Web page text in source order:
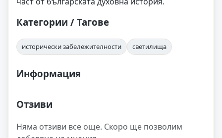
Категории / Тагове
исторически забележителности светилища
Информация
Отзиви
Няма отзиви все още. Скоро ще позволим